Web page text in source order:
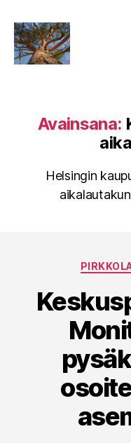
Avainsana:
Helsingin